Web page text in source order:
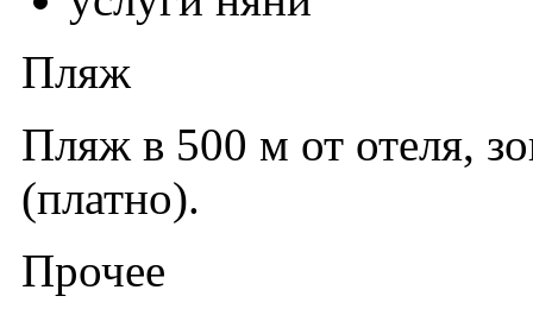
Пляж
Пляж в 500 м от отеля,
(платно).
Прочее